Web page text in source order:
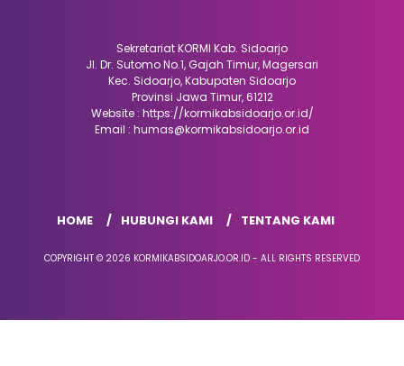
Sekretariat KORMI Kab. Sidoarjo
Jl. Dr. Sutomo No.1, Gajah Timur, Magersari
Kec. Sidoarjo, Kabupaten Sidoarjo
Provinsi Jawa Timur, 61212
Website : https://kormikabsidoarjo.or.id/
Email : humas@kormikabsidoarjo.or.id
HOME HUBUNGI KAMI TENTANG KAMI
COPYRIGHT © 2026 KORMIKABSIDOARJO.OR.ID - ALL RIGHTS RESERVED